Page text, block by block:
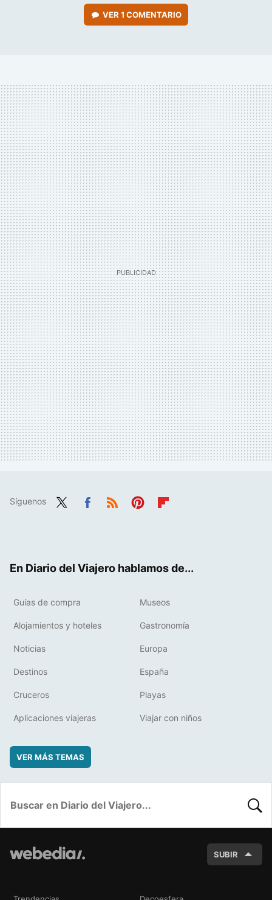
VER 1 COMENTARIO
Síguenos
En Diario del Viajero hablamos de...
Guías de compra Museos
Alojamientos y hoteles Gastronomía
Noticias Europa
Destinos España
Cruceros Playas
Aplicaciones viajeras Viajar con niños
VER MÁS TEMAS
SUBIR